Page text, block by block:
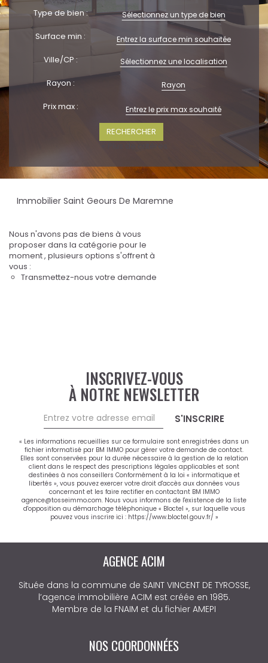
Type de bien : Sélectionnez un type de bien
Surface min :
Ville/CP : Sélectionnez une localisation
Rayon : Rayon
Prix max :
Immobilier Saint Geours De Maremne
Nous n'avons pas de biens à vous
proposer dans la catégorie pour le
moment , plusieurs options s'offrent à
vous :
Transmettez-nous votre demande
INSCRIVEZ-VOUS
À NOTRE NEWSLETTER
S'INSCRIRE
« Les informations recueillies sur ce formulaire sont enregistrées dans un
fichier informatisé par BM IMMO pour gérer votre demande de contact.
Elles sont conservées pour la durée nécessaire à la gestion de la relation
client dans le respect des prescriptions légales applicables et sont
destinées à nos conseillers Conformément à la loi « informatique et
libertés », vous pouvez exercer votre droit d'accès aux données vous
concernant et les faire rectifier en contactant BM IMMO
agence@tosseimmo.com. Nous vous informons de l'existence de la liste
d'opposition au démarchage téléphonique « Bloctel », sur laquelle vous
pouvez vous inscrire ici : https://www.bloctel.gouv.fr/ »
AGENCE ACIM
Située dans la commune de SAINT VINCENT DE TYROSSE,
l’agence immobilière ACIM est créée en 1985.
Membre de la FNAIM et du fichier AMEPI
NOS COORDONNÉES